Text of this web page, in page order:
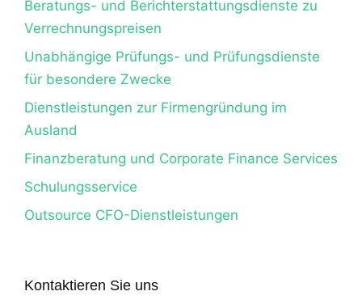
Beratungs- und Berichterstattungsdienste zu
Verrechnungspreisen
Unabhängige Prüfungs- und Prüfungsdienste
für besondere Zwecke
Dienstleistungen zur Firmengründung im
Ausland
Finanzberatung und Corporate Finance Services
Schulungsservice
Outsource CFO-Dienstleistungen
Kontaktieren Sie uns